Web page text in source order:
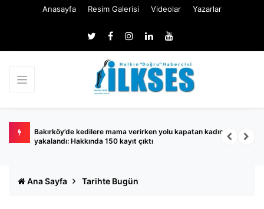
Anasayfa Resim Galerisi Videolar Yazarlar
Bakırköy’de kedilere mama verirken yolu kapatan kadın
yakalandı: Hakkında 150 kayıt çıktı
Ana Sayfa Tarihte Bugün